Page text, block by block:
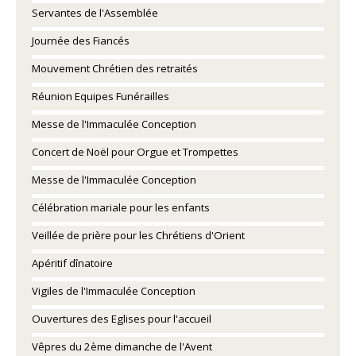
Servantes de l'Assemblée
Journée des Fiancés
Mouvement Chrétien des retraités
Réunion Equipes Funérailles
Messe de l'Immaculée Conception
Concert de Noël pour Orgue et Trompettes
Messe de l'Immaculée Conception
Célébration mariale pour les enfants
Veillée de prière pour les Chrétiens d'Orient
Apéritif dînatoire
Vigiles de l'Immaculée Conception
Ouvertures des Eglises pour l'accueil
Vêpres du 2ème dimanche de l'Avent